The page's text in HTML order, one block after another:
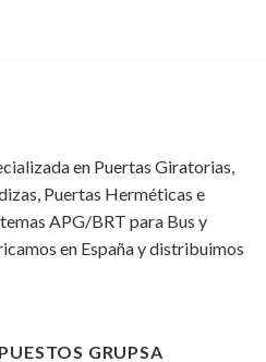
en Puertas Giratorias,
Puertas Herméticas e
APG/BRT para Bus y
en España y distribuimos
GRUPSA